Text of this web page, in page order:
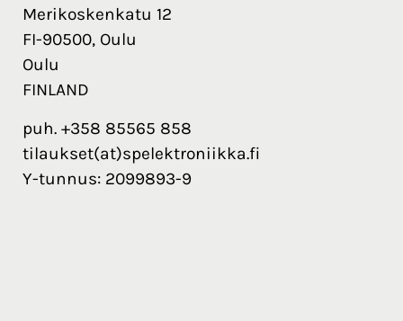
Merikoskenkatu 12
FI-90500, Oulu
Oulu
FINLAND
puh. +358 85565 858
tilaukset(at)spelektroniikka.fi
Y-tunnus: 2099893-9